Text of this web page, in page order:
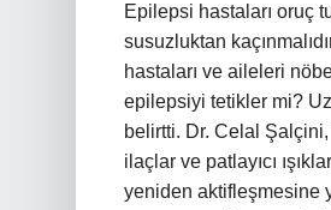
Epilepsi hastaları oruç
susuzluktan
hastaları ve aileleri
epilepsiyi tetikler mi?
belirtti. Dr. Celal Şalçini,
ilaçlar ve patlayıcı
yeniden aktifleşmesine